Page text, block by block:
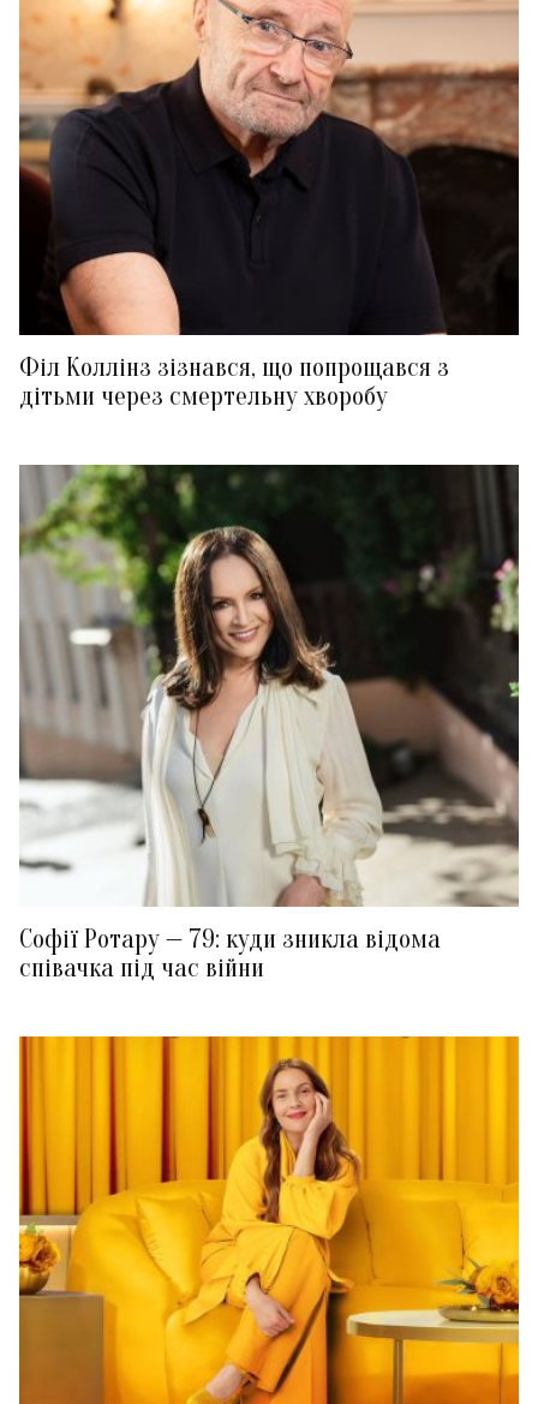
Філ Коллінз зізнався, що попрощався з
дітьми через смертельну хворобу
Софії Ротару — 79: куди зникла відома
співачка під час війни